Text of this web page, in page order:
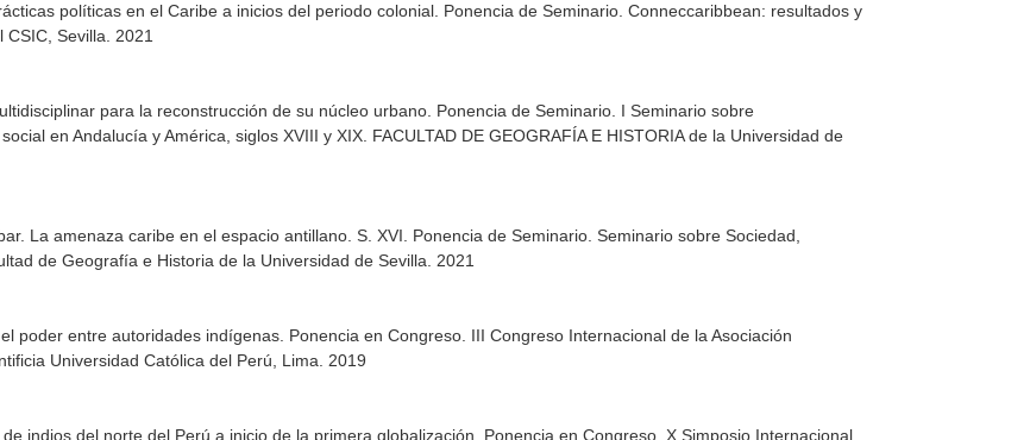
políticas en el Caribe a inicios del periodo colonial. Ponencia de Seminario. Conneccaribbean: resultados y
Sevilla. 2021
para la reconstrucción de su núcleo urbano. Ponencia de Seminario. I Seminario sobre
en Andalucía y América, siglos XVIII y XIX. FACULTAD DE GEOGRAFÍA E HISTORIA de la Universidad de
La amenaza caribe en el espacio antillano. S. XVI. Ponencia de Seminario. Seminario sobre Sociedad,
de Geografía e Historia de la Universidad de Sevilla. 2021
poder entre autoridades indígenas. Ponencia en Congreso. III Congreso Internacional de la Asociación
Universidad Católica del Perú, Lima. 2019
indios del norte del Perú a inicio de la primera globalización. Ponencia en Congreso. X Simposio Internacional